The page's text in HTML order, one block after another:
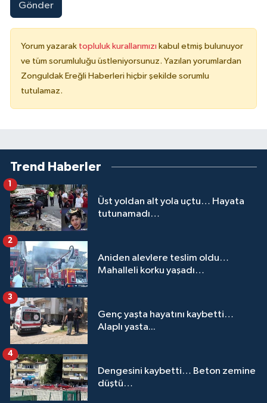
Gönder
Yorum yazarak topluluk kurallarımızı kabul etmiş bulunuyor
ve tüm sorumluluğu üstleniyorsunuz. Yazılan yorumlardan
Zonguldak Ereğli Haberleri hiçbir şekilde sorumlu
tutulamaz.
Trend Haberler
Üst yoldan alt yola uçtu… Hayata
tutunamadı…
1
Aniden alevlere teslim oldu…
Mahalleli korku yaşadı…
2
Genç yaşta hayatını kaybetti…
Alaplı yasta...
3
Dengesini kaybetti… Beton zemine
düştü…
4